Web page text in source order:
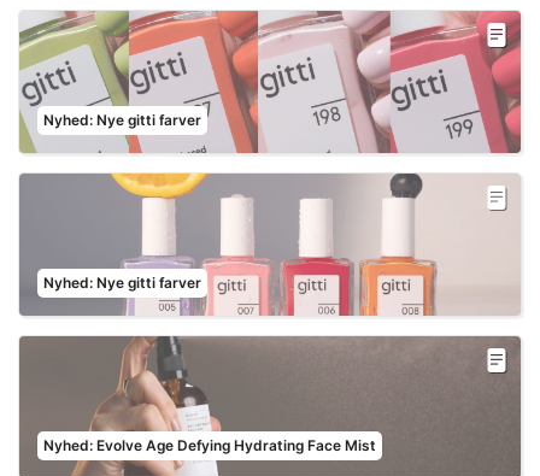
Nyhed: Nye gitti farver
Nyhed: Nye gitti farver
Nyhed: Evolve Age Defying Hydrating Face Mist